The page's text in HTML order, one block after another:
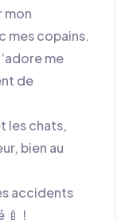
mon
mes copains.
me
de
les chats,
bien au
accidents
🍼 !